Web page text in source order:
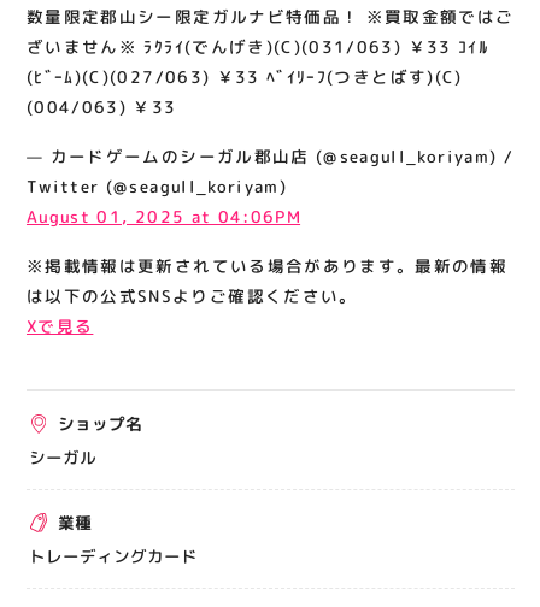
ACCESS
アクセス・駐車場
RECRUIT
スタッフ募集
関連情報
お知らせ
プライバシーポリシー
サイトポリシー
出店をご検討の方へ
テナント出店募集
催事出店募集
アティビジョンについて
(027/063) ￥33 ﾍﾞｲﾘｰﾌ(つきとばす)(C)
(004/063) ￥33
数量限定郡山シー限定ガルナビ特価品！ ※買取金額ではご
ざいません※ ﾗｸﾗｲ(でんげき)(C)(031/063) ￥33 ｺｲﾙ
(ﾋﾞｰﾑ)(C)(027/063) ￥33 ﾍﾞｲﾘｰﾌ(つきとばす)(C)
(004/063) ￥33
— カードゲームのシーガル郡山店 (@seagull_koriyam) /
Twitter (@seagull_koriyam)
August 01, 2025 at 04:06PM
※掲載情報は更新されている場合があります。最新の情報
は以下の公式SNSよりご確認ください。
Xで見る
ショップ名
シーガル
業種
トレーディングカード